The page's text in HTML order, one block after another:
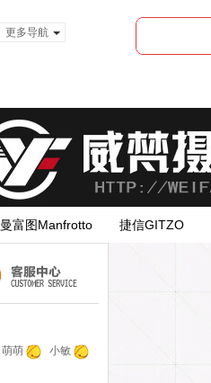
更多导航
曼富图Manfrotto 捷信GITZO
萌萌
小敏